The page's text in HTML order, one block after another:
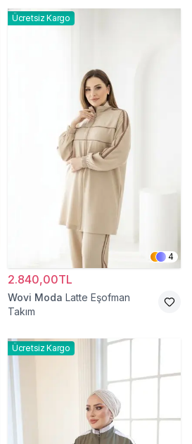
Ücretsiz Kargo
4
2.840,00TL
Wovi Moda Latte Eşofman
Takım
Ücretsiz Kargo